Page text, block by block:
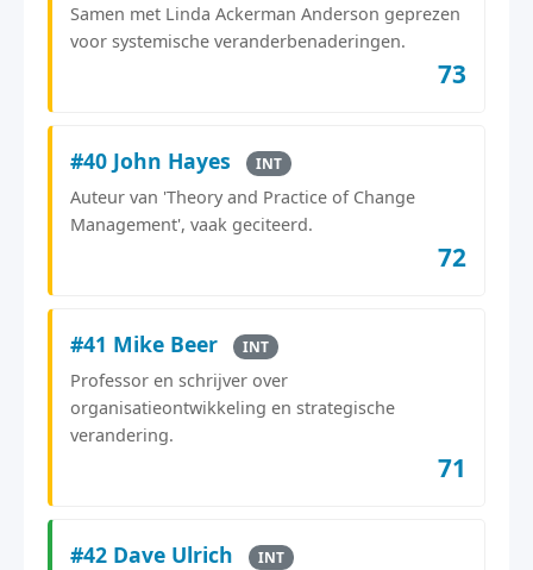
Samen met Linda Ackerman Anderson geprezen
voor systemische veranderbenaderingen.
73
#40 John Hayes INT
Auteur van 'Theory and Practice of Change
Management', vaak geciteerd.
72
#41 Mike Beer INT
Professor en schrijver over
organisatieontwikkeling en strategische
verandering.
71
#42 Dave Ulrich INT